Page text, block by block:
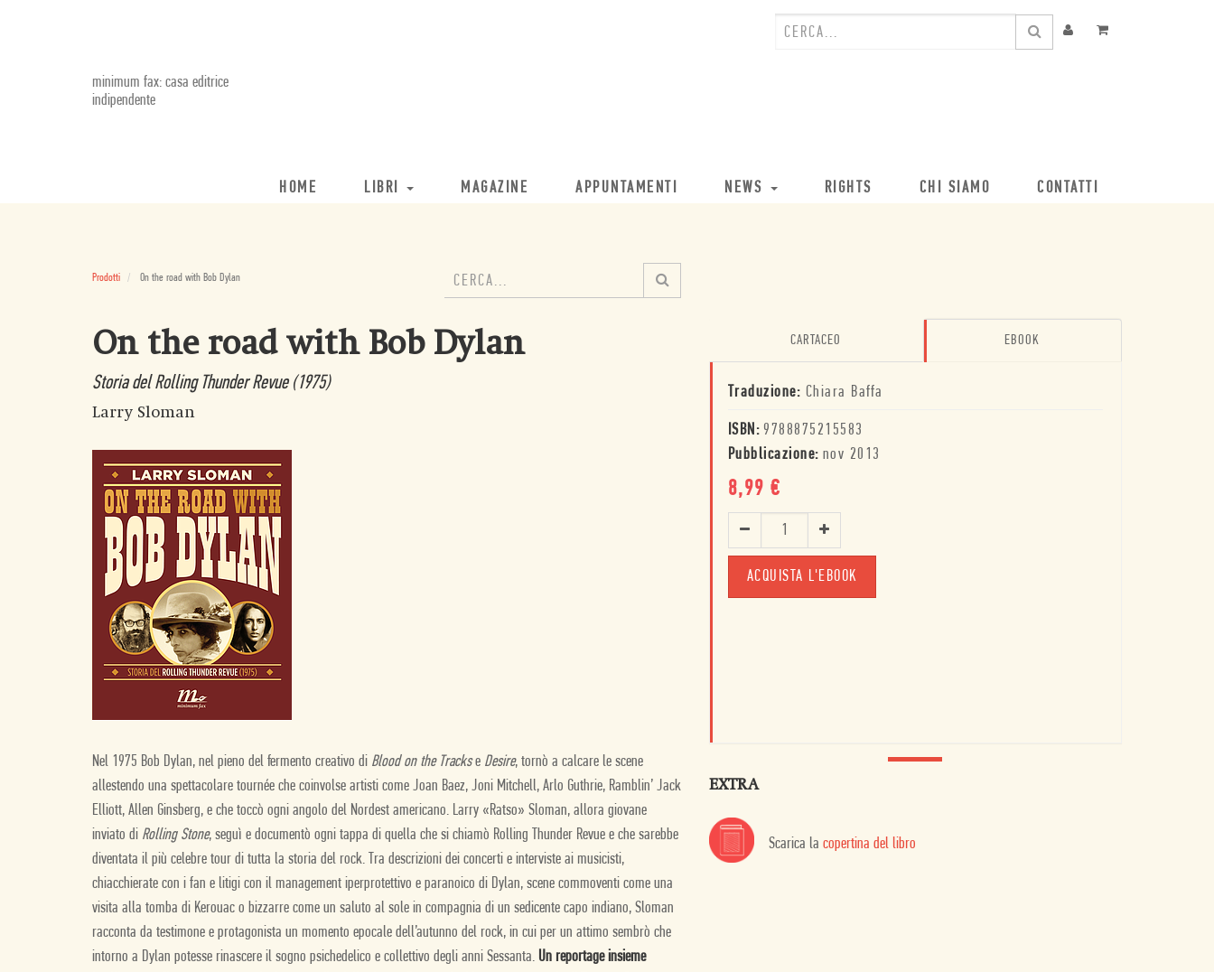
minimum fax: casa editrice
indipendente
HOME LIBRI MAGAZINE APPUNTAMENTI NEWS RIGHTS CHI SIAMO CONTATTI
Prodotti On the road with Bob Dylan
On the road with Bob Dylan
Storia del Rolling Thunder Revue (1975)
Larry Sloman
Nel 1975 Bob Dylan, nel pieno del fermento creativo di Blood on the Trackse Desire, tornò a calcare le scene
allestendo una spettacolare tournée che coinvolse artisti come Joan Baez, Joni Mitchell, Arlo Guthrie, Ramblin’ Jack
Elliott, Allen Ginsberg, e che toccò ogni angolo del Nordest americano. Larry «Ratso» Sloman, allora giovane
inviato di Rolling Stone, seguì e documentò ogni tappa di quella che si chiamò Rolling Thunder Revue e che sarebbe
diventata il più celebre tour di tutta la storia del rock. Tra descrizioni dei concerti e interviste ai musicisti,
chiacchierate con i fan e litigi con il management iperprotettivo e paranoico di Dylan, scene commoventi come una
visita alla tomba di Kerouac o bizzarre come un saluto al sole in compagnia di un sedicente capo indiano, Sloman
racconta da testimone e protagonista un momento epocale dell’autunno del rock, in cui per un attimo sembrò che
intorno a Dylan potesse rinascere il sogno psichedelico e collettivo degli anni Sessanta. Un reportage insieme
CARTACEO EBOOK
Traduzione: Chiara Baffa
ISBN: 9788875215583
Pubblicazione: nov 2013
8,99 €
ACQUISTA L'EBOOK
EXTRA
Scarica la copertina del libro